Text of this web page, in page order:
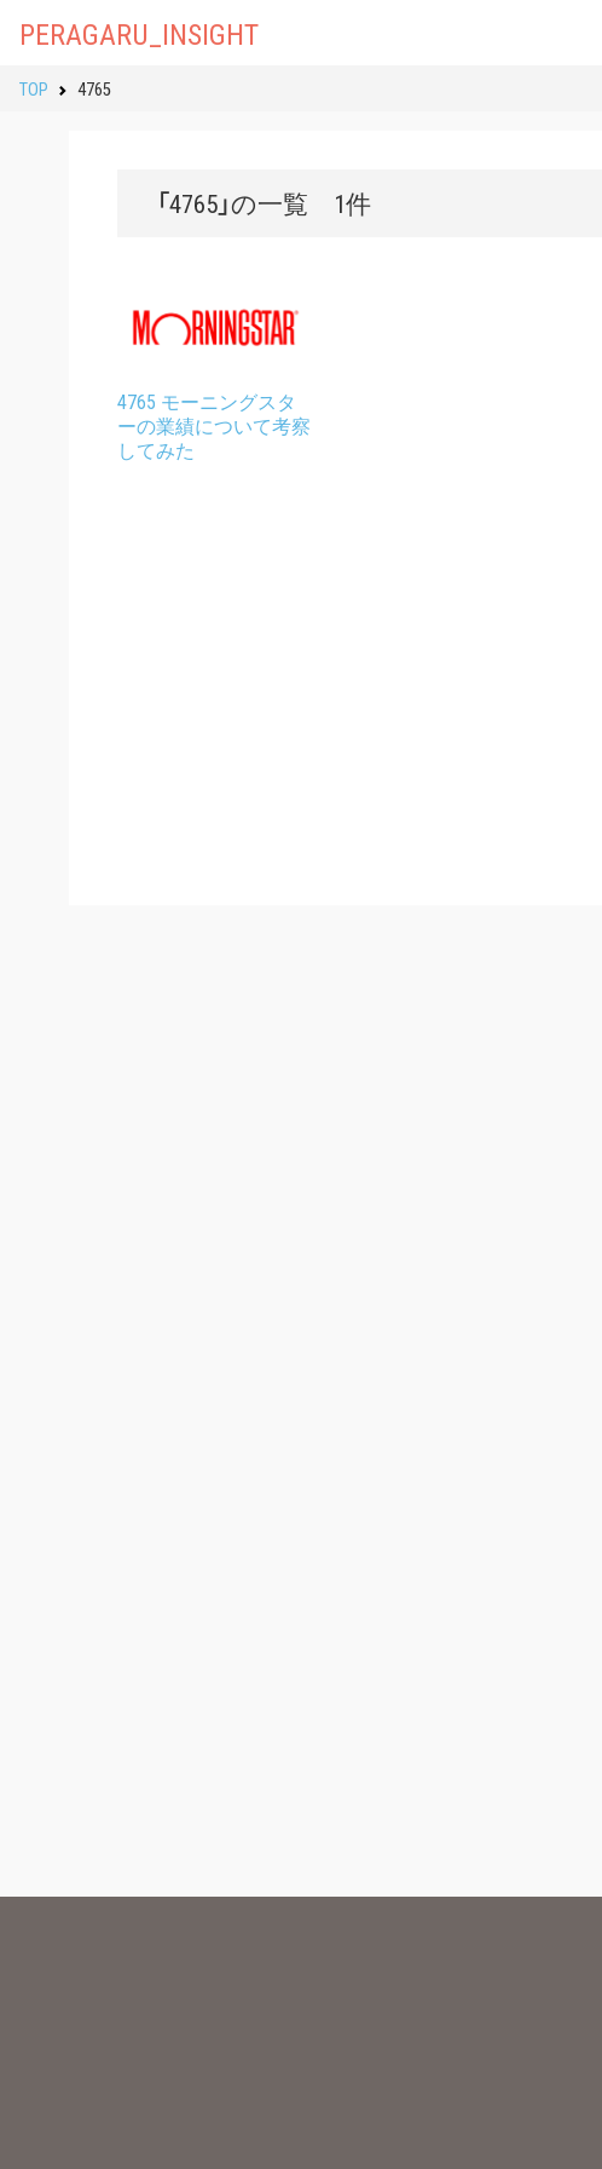
PERAGARU_INSIGHT
TOP 4765
「4765」の一覧 1件
4765 モーニングスタ
ーの業績について考察
してみた